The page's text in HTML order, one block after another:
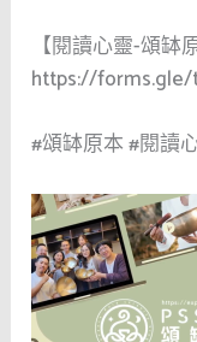
【閱讀心靈-頌缽
https://forms.gle/
#頌缽原本 #閱讀